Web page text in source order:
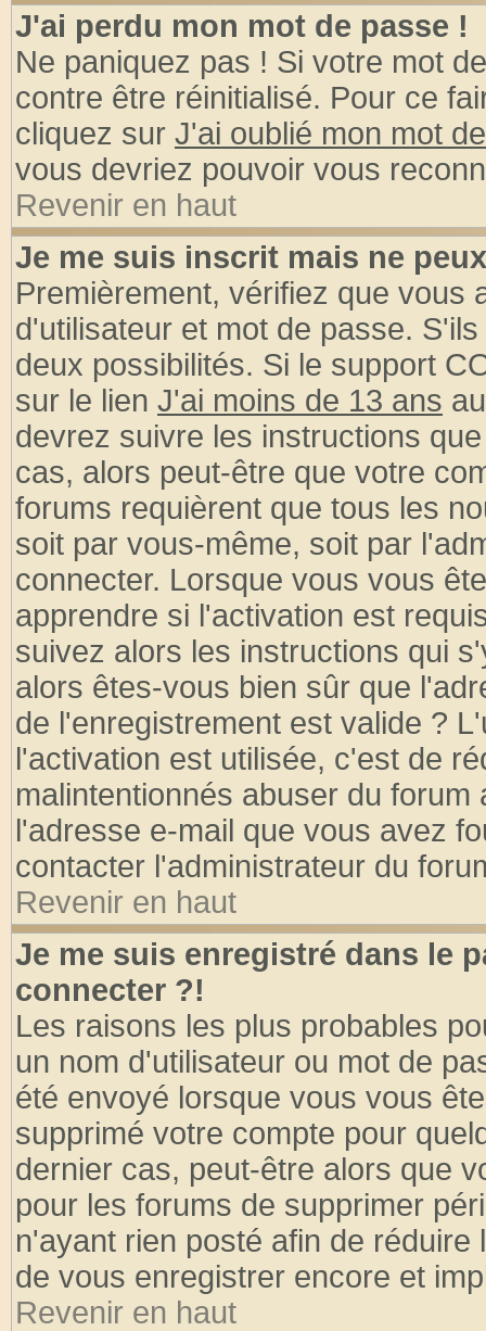
J'ai perdu mon mot de passe !
Ne paniquez pas ! Si votre mot
contre être réinitialisé. Pour ce
cliquez sur J'ai oublié mon mot
vous devriez pouvoir vous
Revenir en haut
Je me suis inscrit mais ne
Premièrement, vérifiez que vous
d'utilisateur et mot de passe.
deux possibilités. Si le support
sur le lien J'ai moins de 13 ans
devrez suivre les instructions
cas, alors peut-être que votre
forums requièrent que tous les
soit par vous-même, soit par
connecter. Lorsque vous vous
apprendre si l'activation est
suivez alors les instructions qui
alors êtes-vous bien sûr que
de l'enregistrement est valide ?
l'activation est utilisée, c'est de
malintentionnés abuser du
l'adresse e-mail que vous avez
contacter l'administrateur du
Revenir en haut
Je me suis enregistré dans le
connecter ?!
Les raisons les plus probables
un nom d'utilisateur ou mot de
été envoyé lorsque vous vous
supprimé votre compte pour
dernier cas, peut-être alors que
pour les forums de supprimer
n'ayant rien posté afin de
de vous enregistrer encore et
Revenir en haut